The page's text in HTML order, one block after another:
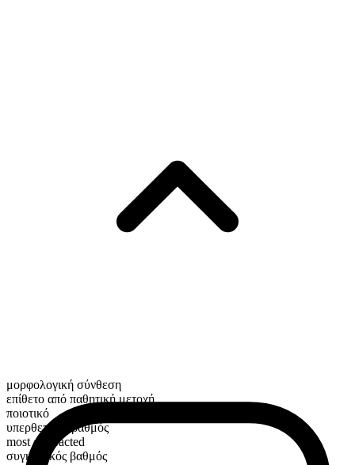
μορφολογική σύνθεση
επίθετο από παθητική μετοχή
ποιοτικό
υπερθετικός βαθμός
most contracted
συγκριτικός βαθμός